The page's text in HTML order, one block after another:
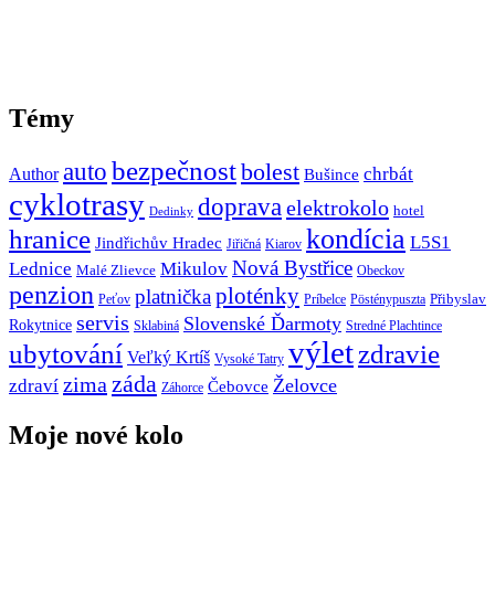
Témy
Author auto bezpečnostbolest Bušince chrbát
cyklotrasy Dedinky doprava elektrokolo hotel
hranice Jindřichův Hradec Jiřičná Kiarov kondícia L5S1
Lednice Malé Zlievce Mikulov Nová Bystřice Obeckov
penzion Peťov platničkaploténky Príbelce Pösténypuszta Přibyslav
Rokytnice servis Sklabiná Slovenské Ďarmoty Stredné Plachtince
ubytování Veľký Krtíš Vysoké Tatry výletzdravie
zdraví zima záda Záhorce Čebovce Želovce
Moje nové kolo